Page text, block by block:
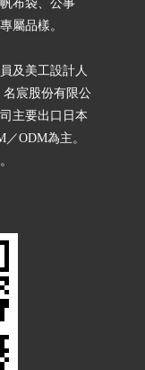
布袋、公事
屬品樣。
及美工設計人
名宸股份有限公
主要出口日本
ODM為主。